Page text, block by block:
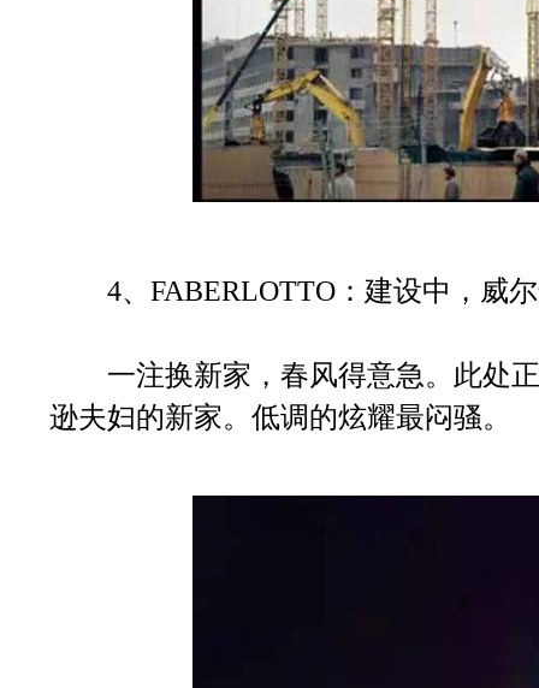
4、FABERLOTTO：建设中，威尔
一注换新家，春风得意急。此处正
逊夫妇的新家。低调的炫耀最闷骚。